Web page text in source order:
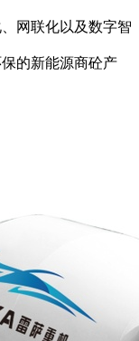
网联化以及数字智
的新能源商砼产